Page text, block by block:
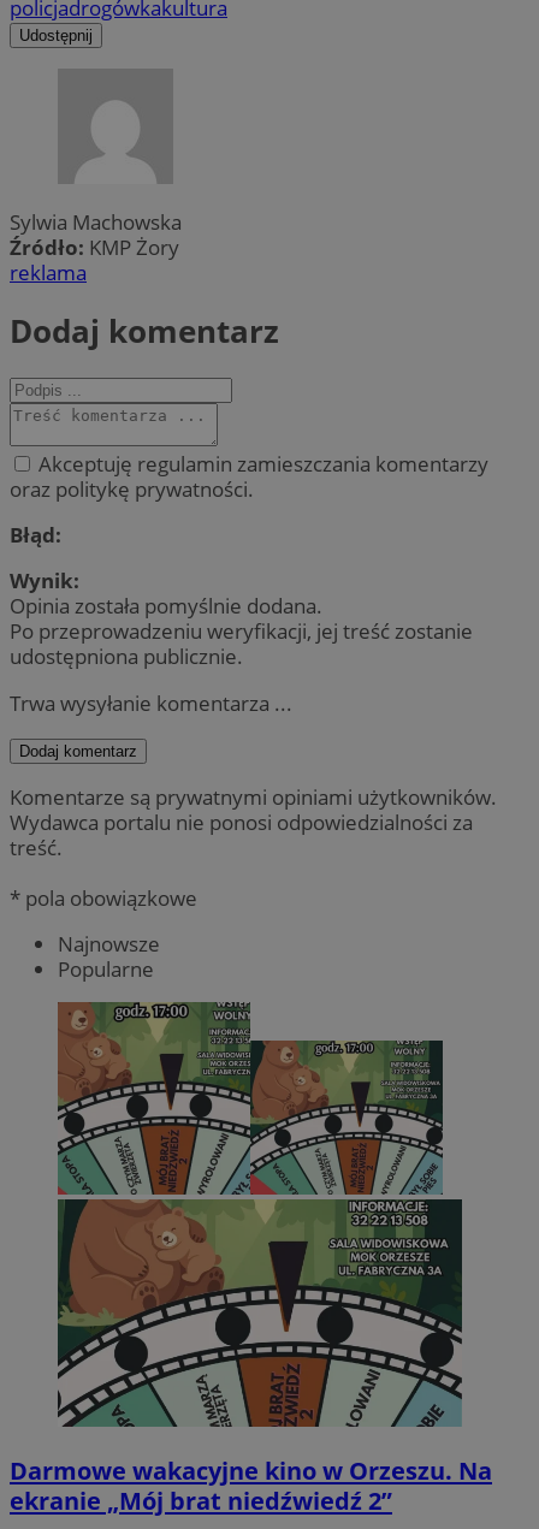
policjadrogówkakultura
Udostępnij
Sylwia Machowska
Źródło: KMP Żory
reklama
Dodaj komentarz
Akceptuję regulamin zamieszczania komentarzy
oraz politykę prywatności.
Błąd:
Wynik:
Opinia została pomyślnie dodana.
Po przeprowadzeniu weryfikacji, jej treść zostanie
udostępniona publicznie.
Trwa wysyłanie komentarza ...
Dodaj komentarz
Komentarze są prywatnymi opiniami użytkowników.
Wydawca portalu nie ponosi odpowiedzialności za
treść.
* pola obowiązkowe
Najnowsze
Popularne
Darmowe wakacyjne kino w Orzeszu. Na
ekranie „Mój brat niedźwiedź 2”